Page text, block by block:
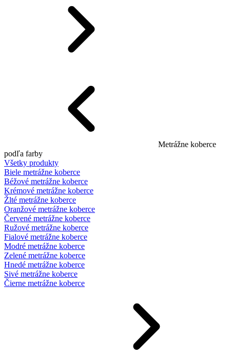
Metrážne koberce
podľa farby
Všetky produkty
Biele metrážne koberce
Béžové metrážne koberce
Krémové metrážne koberce
Žlté metrážne koberce
Oranžové metrážne koberce
Červené metrážne koberce
Ružové metrážne koberce
Fialové metrážne koberce
Modré metrážne koberce
Zelené metrážne koberce
Hnedé metrážne koberce
Sivé metrážne koberce
Čierne metrážne koberce